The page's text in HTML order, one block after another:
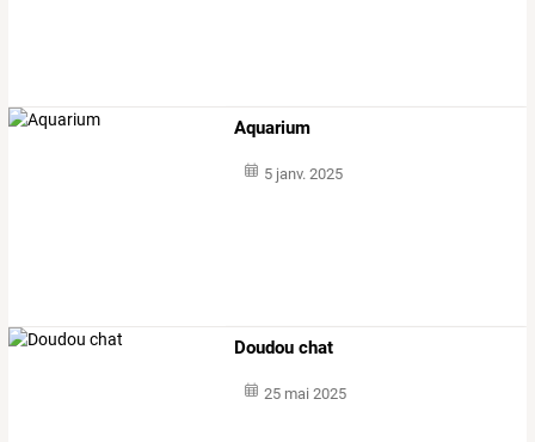
Aquarium
5 janv. 2025
Doudou chat
25 mai 2025